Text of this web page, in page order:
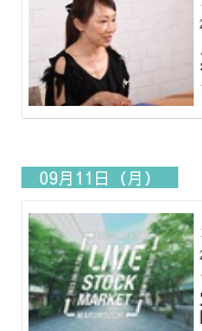
09月11日（月）